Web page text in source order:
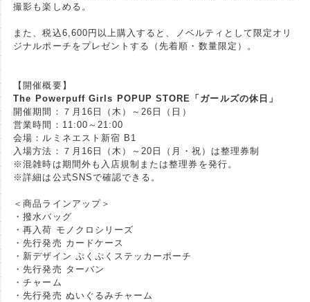
撮影も楽しめる。
また、税込6,600円以上購入すると、ノベルティとして限定オリ
ジナルポーチをプレゼントする（先着順・数量限定）。
【開催概要】
The Powerpuff Girls POPUP STORE「ガールズの休日」
開催期間：７月16日（木）～26日（日）
営業時間：11:00～21:00
会場：ルミネエスト新宿 B1
入場方法：７月16日（木）～20日（月・祝）は整理券制
※混雑時は期間外も入店規制または整理券を発行。
※詳細は公式SNSで確認できる。
＜商品ラインアップ＞
・撥水バッグ
・再入荷 モノクロシリーズ
・先行発売 カードケース
・新デザイン ぷくぷくステッカーポーチ
・先行発売 ターバン
・チャーム
・先行発売 ぬいぐるみチャーム